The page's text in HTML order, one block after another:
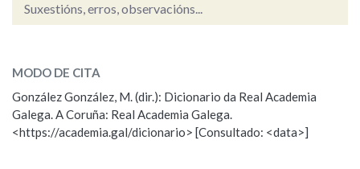
BUSCAR NO CONTIDO
Nos exemplos
Suxestións, erros, observacións...
ESCOLLE UNHA OPCIÓN:
Observación Hai un erro na palabra
Propoño mellorar a definición
MODO DE CITA
González González, M. (dir.): Dicionario da Real Academia
Galega. A Coruña: Real Academia Galega.
<https://academia.gal/dicionario> [Consultado: <data>]